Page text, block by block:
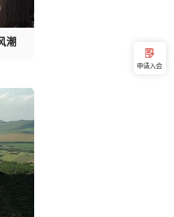
潮
申请入会